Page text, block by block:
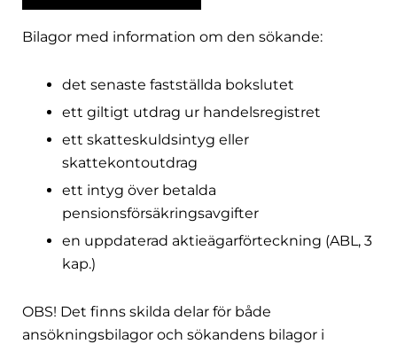
Bilagor med information om den sökande:
det senaste fastställda bokslutet
ett giltigt utdrag ur handelsregistret
ett skatteskuldsintyg eller
skattekontoutdrag
ett intyg över betalda
pensionsförsäkringsavgifter
en uppdaterad aktieägarförteckning (ABL, 3
kap.)
OBS! Det finns skilda delar för både
ansökningsbilagor och sökandens bilagor i